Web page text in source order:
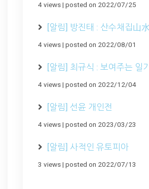
4 views| posted on 2022/07/25
[알림] 방진태 : 산수채집山
4 views| posted on 2022/08/01
[알림] 최규식 : 보여주는 일
4 views| posted on 2022/12/04
[알림] 선윤 개인전
4 views| posted on 2023/03/23
[알림] 사적인 유토피아
3 views| posted on 2022/07/13